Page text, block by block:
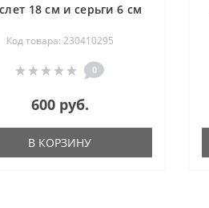
18 см и серьги 6 см
Код товара: 230410295
0
600 руб.
В КОРЗИНУ